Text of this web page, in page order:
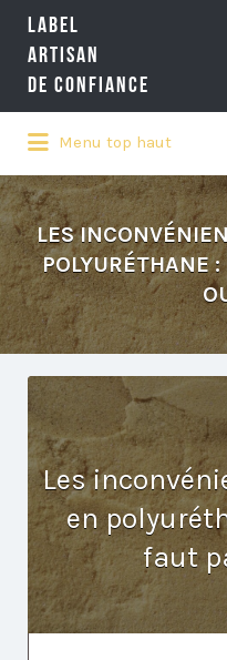
LABEL
ARTISAN
DE CONFIANCE
LA RÉFÉRENCE
DE L'ARTISANAT
Rechercher:
Menu top haut
LES
POLYURÉTHANE :
Les
en
faut